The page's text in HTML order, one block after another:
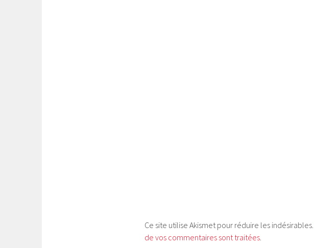
Ce site utilise Akismet pour réduire les indésirables.
de vos commentaires sont traitées.